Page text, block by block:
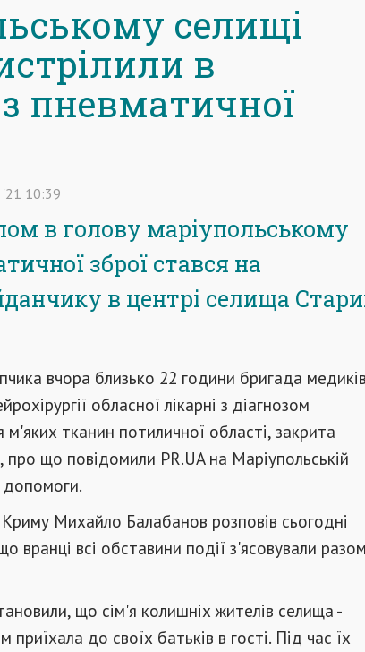
селищі
в
пневматичної
'21 10:39
в голову маріупольському
зброї стався на
в центрі селища
вчора близько 22 години бригада медиків
обласної лікарні з діагнозом
тканин потиличної області, закрита
що повідомили PR.UA на Маріупольській
допомоги.
Михайло Балабанов розповів сьогодні
вранці всі обставини події з'ясовували
що сім'я колишніх жителів селища -
приїхала до своїх батьків в гості. Під час їх